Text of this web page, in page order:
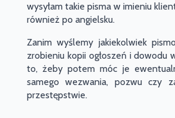
wysyłam takie pisma w imieniu
również po angielsku.
Zanim wyślemy jakiekolwiek
zrobieniu kopii ogłoszeń i dowodu
to, żeby potem móc je
samego wezwania, pozwu czy
przestępstwie.